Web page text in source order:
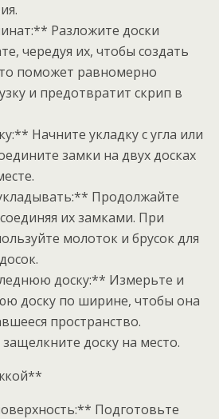
Разложите доски
чередуя их, чтобы создать
поможет равномерно
и предотвратит скрип в
Начните укладку с угла или
замки на двух досках
Продолжайте
их замками. При
молоток и брусок для
доску:** Измерьте и
доску по ширине, чтобы она
пространство.
доску на место.
Подготовьте